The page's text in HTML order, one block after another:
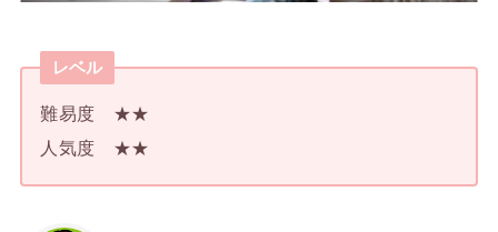
レベル
難易度 ★★
人気度 ★★